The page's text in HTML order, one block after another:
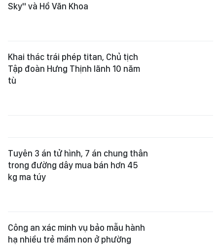
Sky" và Hồ Văn Khoa
Khai thác trái phép titan, Chủ tịch
Tập đoàn Hưng Thịnh lãnh 10 năm
tù
Tuyên 3 án tử hình, 7 án chung thân
trong đường dây mua bán hơn 45
kg ma túy
Công an xác minh vụ bảo mẫu hành
hạ nhiều trẻ mầm non ở phường